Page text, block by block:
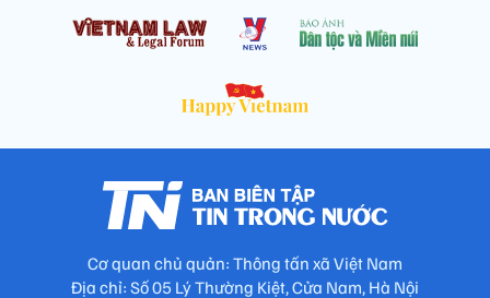
Cơ quan chủ quản: Thông tấn xã Việt Nam
Địa chỉ: Số 05 Lý Thường Kiệt, Cửa Nam, Hà Nội